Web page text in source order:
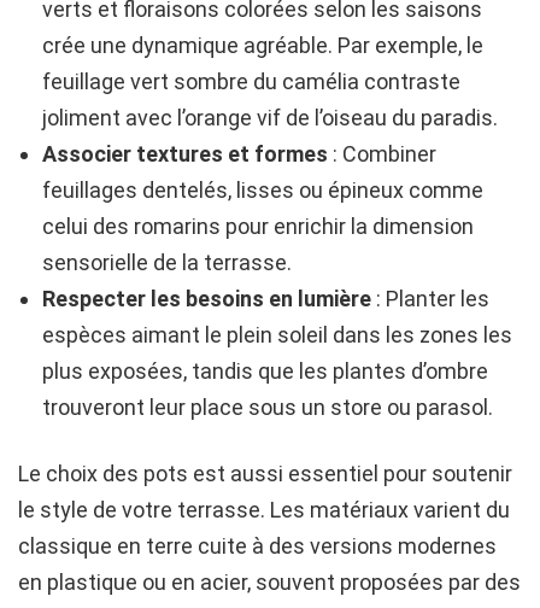
verts et floraisons colorées selon les saisons
crée une dynamique agréable. Par exemple, le
feuillage vert sombre du camélia contraste
joliment avec l’orange vif de l’oiseau du paradis.
Associer textures et formes : Combiner
feuillages dentelés, lisses ou épineux comme
celui des romarins pour enrichir la dimension
sensorielle de la terrasse.
Respecter les besoins en lumière : Planter les
espèces aimant le plein soleil dans les zones les
plus exposées, tandis que les plantes d’ombre
trouveront leur place sous un store ou parasol.
Le choix des pots est aussi essentiel pour soutenir
le style de votre terrasse. Les matériaux varient du
classique en terre cuite à des versions modernes
en plastique ou en acier, souvent proposées par des